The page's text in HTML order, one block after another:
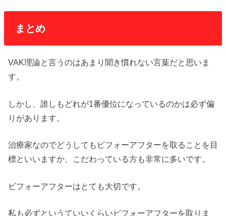
まとめ
VAK理論と言うのはあまり聞き慣れない言葉だと思いま
す。
しかし、誰しもどれが1番優位になっているのかは必ず偏
りがあります。
治療家なのでどうしてもビフォーアフターを取ることを目
標といいますか、こだわっている方も非常に多いです。
ビフォーアフターはとても大切です。
私も必ずというていいくらいビフォーアフターを取りま